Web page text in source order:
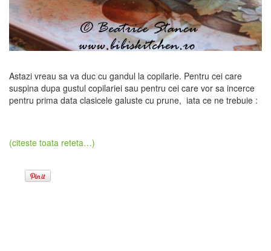
Astazi vreau sa va duc cu gandul la copilarie. Pentru cei care
suspina dupa gustul copilariei sau pentru cei care vor sa incerce
pentru prima data clasicele galuste cu prune, iata ce ne trebuie :
(citeste toata reteta…)